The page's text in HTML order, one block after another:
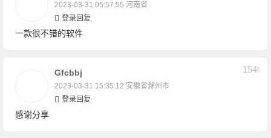
2023-03-31 05:57:55 河南省
登录回复
一款很不错的软件
Gfcbbj
2023-03-31 15:35:12 安徽省滁州市
154F
登录回复
感谢分享